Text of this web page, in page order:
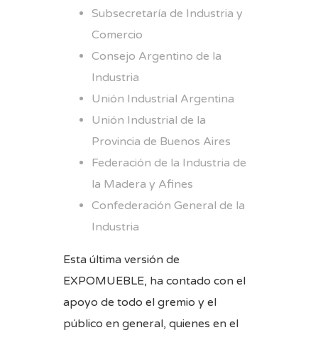
Subsecretaría de Industria y
Comercio
Consejo Argentino de la
Industria
Unión Industrial Argentina
Unión Industrial de la
Provincia de Buenos Aires
Federación de la Industria de
la Madera y Afines
Confederación General de la
Industria
Esta última versión de
EXPOMUEBLE, ha contado con el
apoyo de todo el gremio y el
público en general, quienes en el